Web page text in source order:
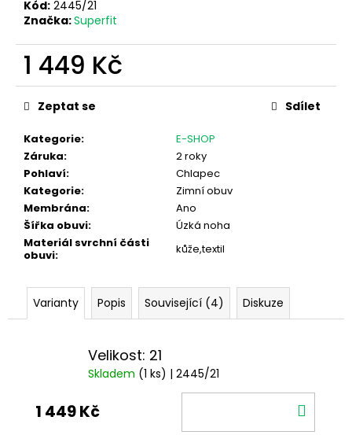
Kód: 2445/21
Značka:Superfit
1 449 Kč
Měrná
cena:
Kategorie:
E-SHOP
Záruka:
2 roky
Pohlaví:
Chlapec
Kategorie:
Zimní obuv
Membrána:
Ano
Šířka obuvi:
Úzká noha
Materiál svrchní části
obuvi: kůže,textil
Zeptat se Sdílet
Varianty Popis Související (4) Diskuze
Velikost: 21
Skladem (1 ks) | 2445/21
1 449 Kč